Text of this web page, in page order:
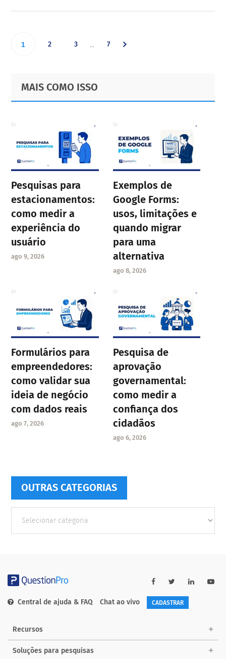
Go
page
1 Go
page
2 Go
page
3
pagesGo
7
Primary
Sidebar
Footer
MAIS COMO ISSO
Pesquisas para
estacionamentos:
como medir a
experiência do
usuário
ago 9, 2026
Exemplos de
Google Forms:
usos, limitações e
quando migrar
para uma
alternativa
ago 8, 2026
Formulários para
empreendedores:
como validar sua
ideia de negócio
com dados reais
ago 7, 2026
Pesquisa de
aprovação
governamental:
como medir a
confiança dos
cidadãos
ago 6, 2026
OUTRAS CATEGORIAS
Categorias
Central de ajuda & FAQ Chat ao vivo CADASTRAR
Recursos
Soluções para pesquisas